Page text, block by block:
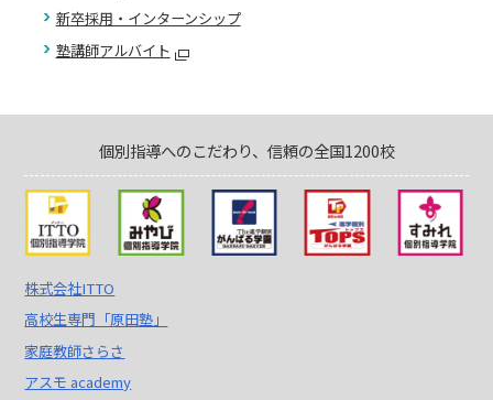
新卒採用・インターンシップ
塾講師アルバイト
個別指導へのこだわり、信頼の全国1200校
株式会社ITTO
高校生専門「原田塾」
家庭教師さらさ
アスモ academy